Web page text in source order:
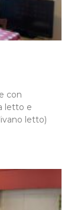
con
letto e
letto)